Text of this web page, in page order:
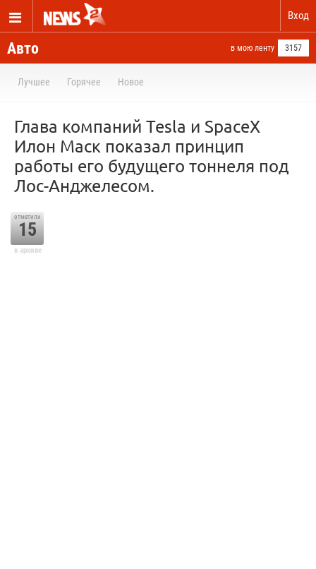
Вход
Авто в мою ленту 3157
Лучшее Горячее Новое
Глава компаний Tesla и SpaceX
Илон Маск показал принцип
работы его будущего тоннеля под
Лос-Анджелесом.
отметили
15
в архиве